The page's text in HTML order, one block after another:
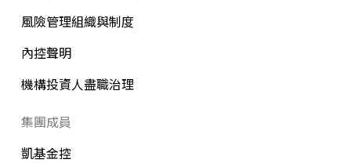
風險管理組織與制度
內控聲明
機構投資人盡職治理
集團成員
凱基金控